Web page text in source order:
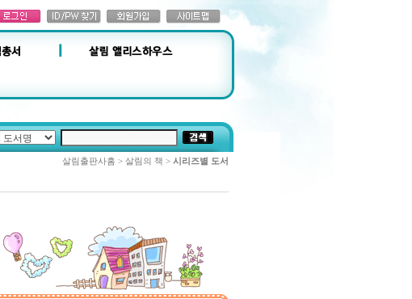
살림출판사홈 > 살림의 책 > 시리즈별 도서